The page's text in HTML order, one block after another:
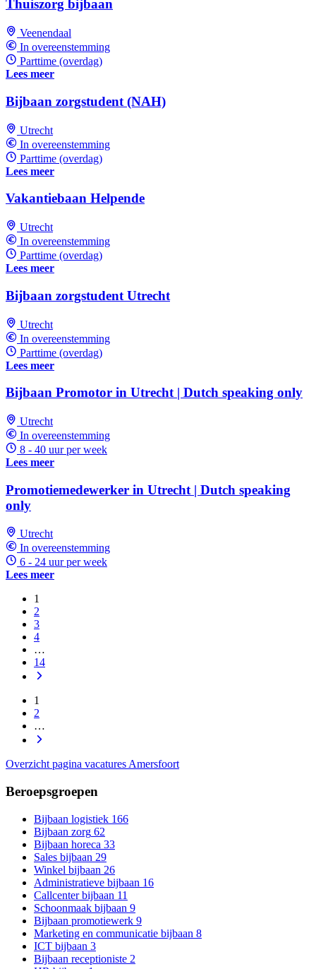
Thuiszorg bijbaan
Veenendaal
In overeenstemming
Parttime (overdag)
Lees meer
Bijbaan zorgstudent (NAH)
Utrecht
In overeenstemming
Parttime (overdag)
Lees meer
Vakantiebaan Helpende
Utrecht
In overeenstemming
Parttime (overdag)
Lees meer
Bijbaan zorgstudent Utrecht
Utrecht
In overeenstemming
Parttime (overdag)
Lees meer
Bijbaan Promotor in Utrecht | Dutch speaking only
Utrecht
In overeenstemming
8 - 40 uur per week
Lees meer
Promotiemedewerker in Utrecht | Dutch speaking
only
Utrecht
In overeenstemming
6 - 24 uur per week
Lees meer
1
2
3
4
…
14
1
2
…
Overzicht pagina vacatures Amersfoort
Beroepsgroepen
Bijbaan logistiek 166
Bijbaan zorg 62
Bijbaan horeca 33
Sales bijbaan 29
Winkel bijbaan 26
Administratieve bijbaan 16
Callcenter bijbaan 11
Schoonmaak bijbaan 9
Bijbaan promotiewerk 9
Marketing en communicatie bijbaan 8
ICT bijbaan 3
Bijbaan receptioniste 2